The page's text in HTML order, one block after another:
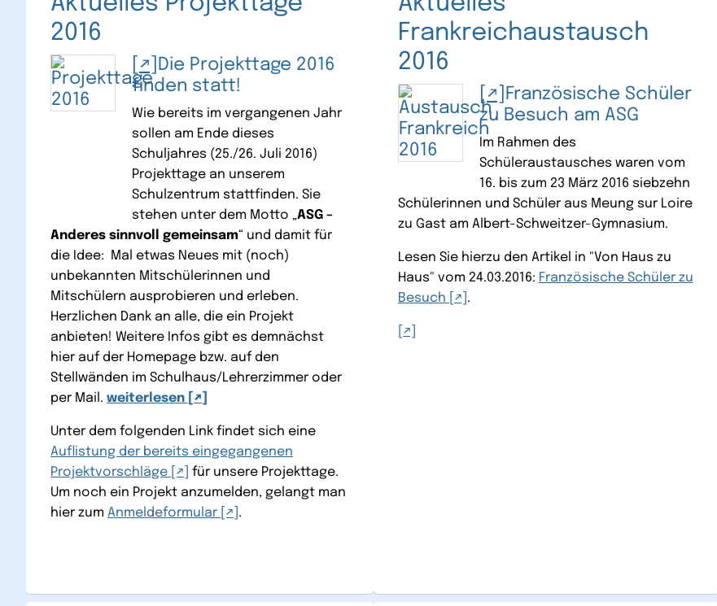
2016
Die Projekttage 2016
finden statt!
Wie bereits im vergangenen Jahr
sollen am Ende dieses
Schuljahres (25./26. Juli 2016)
Projekttage an unserem
Schulzentrum stattfinden. Sie
stehen unter dem Motto „ASG –
Anderes sinnvoll gemeinsam“ und damit für
die Idee: Mal etwas Neues mit (noch)
unbekannten Mitschülerinnen und
Mitschülern ausprobieren und erleben.
Herzlichen Dank an alle, die ein Projekt
anbieten! Weitere Infos gibt es demnächst
hier auf der Homepage bzw. auf den
Stellwänden im Schulhaus/Lehrerzimmer oder
per Mail. weiterlesen
Unter dem folgenden Link findet sich eine
Auflistung der bereits eingegangenen
Projektvorschläge
für unsere Projekttage.
Um noch ein Projekt anzumelden, gelangt man
hier zum Anmeldeformular .
Frankreichaustausch
2016
Französische Schüler
zu Besuch am ASG
Im Rahmen des
Schüleraustausches waren vom
16. bis zum 23 März 2016 siebzehn
Schülerinnen und Schüler aus Meung sur Loire
zu Gast am Albert-Schweitzer-Gymnasium.
Lesen Sie hierzu den Artikel in "Von Haus zu
Haus" vom 24.03.2016: Französische Schüler zu
Besuch
.